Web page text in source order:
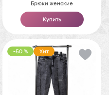
Брюки женские
Купить
-50 % Хит